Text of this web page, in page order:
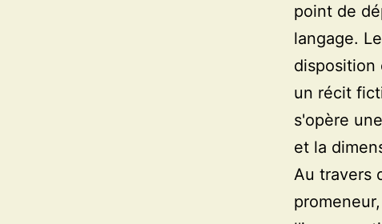
point de
langage.
disposition
un récit
s'opère
et la
Au travers